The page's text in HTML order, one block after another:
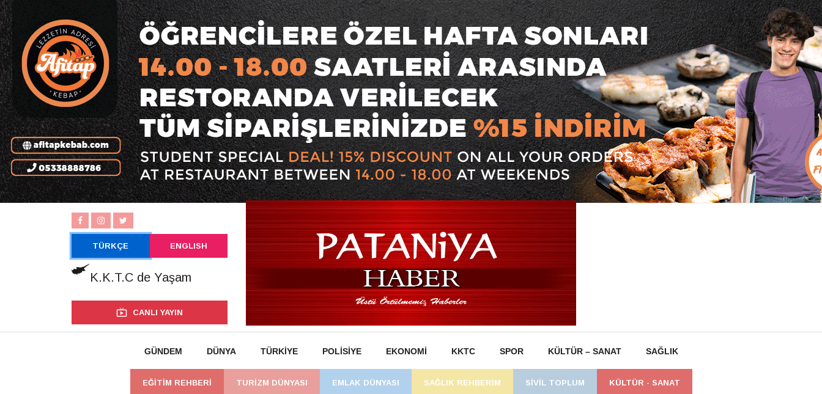
TÜRKÇE ENGLISH
K.K.T.C de Yaşam
CANLI YAYIN
GÜNDEM DÜNYA TÜRKIYE POLISIYE EKONOMI KKTC SPOR KÜLTÜR – SANAT SAĞLIK
EĞİTİM REHBERİ TURİZM DÜNYASI EMLAK DÜNYASI SAĞLIK REHBERİM SİVİL TOPLUM KÜLTÜR - SANAT